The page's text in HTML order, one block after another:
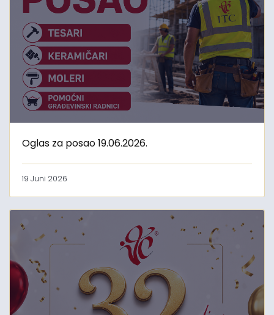
Oglas za posao 19.06.2026.
19 Juni 2026